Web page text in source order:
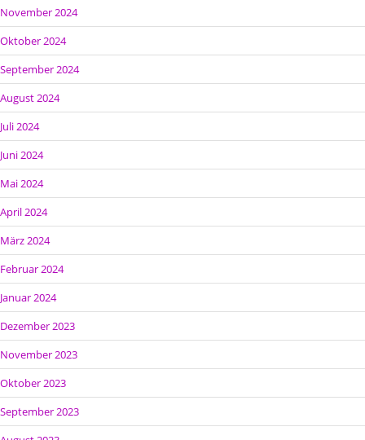
November 2024
Oktober 2024
September 2024
August 2024
Juli 2024
Juni 2024
Mai 2024
April 2024
März 2024
Februar 2024
Januar 2024
Dezember 2023
November 2023
Oktober 2023
September 2023